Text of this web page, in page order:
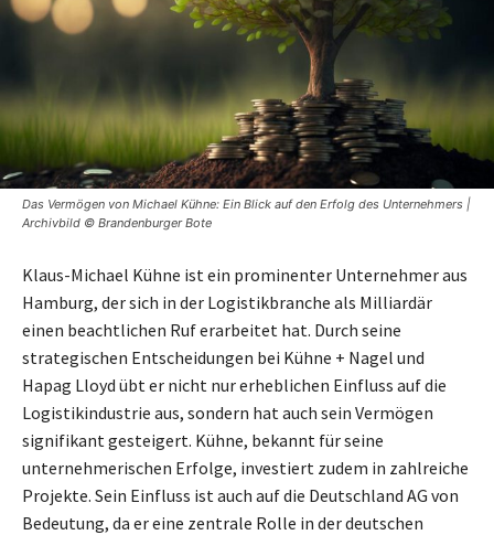
Das Vermögen von Michael Kühne: Ein Blick auf den Erfolg des Unternehmers |
Archivbild © Brandenburger Bote
Klaus-Michael Kühne ist ein prominenter Unternehmer aus
Hamburg, der sich in der Logistikbranche als Milliardär
einen beachtlichen Ruf erarbeitet hat. Durch seine
strategischen Entscheidungen bei Kühne + Nagel und
Hapag Lloyd übt er nicht nur erheblichen Einfluss auf die
Logistikindustrie aus, sondern hat auch sein Vermögen
signifikant gesteigert. Kühne, bekannt für seine
unternehmerischen Erfolge, investiert zudem in zahlreiche
Projekte. Sein Einfluss ist auch auf die Deutschland AG von
Bedeutung, da er eine zentrale Rolle in der deutschen